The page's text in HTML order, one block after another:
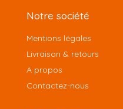
Notre société
Mentions légales
Livraison & retours
A propos
Contactez-nous